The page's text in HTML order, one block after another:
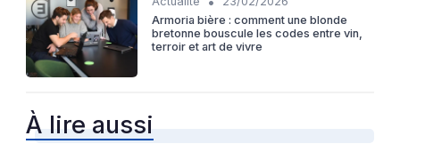
Armoria bière : comment une blonde
bretonne bouscule les codes entre vin,
terroir et art de vivre
À lire aussi